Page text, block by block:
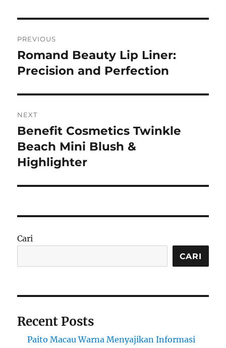
pos
PREVIOUS
Previous
post:
Romand Beauty Lip Liner:
Precision and Perfection
NEXT
Next
post:
Benefit Cosmetics Twinkle
Beach Mini Blush &
Highlighter
Cari
CARI
Recent Posts
Paito Macau Warna Menyajikan Informasi